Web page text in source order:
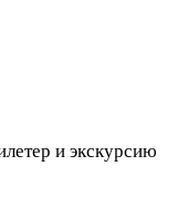
и экскурсию